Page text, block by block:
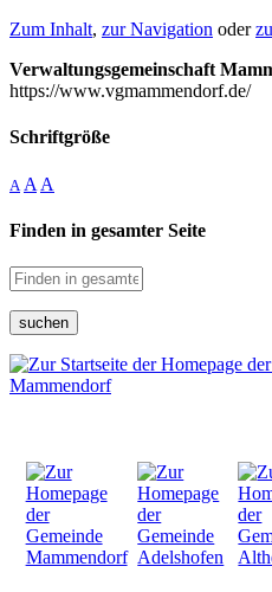
Zum Inhalt, zur Navigation oder
Verwaltungsgemeinschaft
https://www.vgmammendorf.de/
Schriftgröße
A A A
Finden in gesamter Seite
suchen